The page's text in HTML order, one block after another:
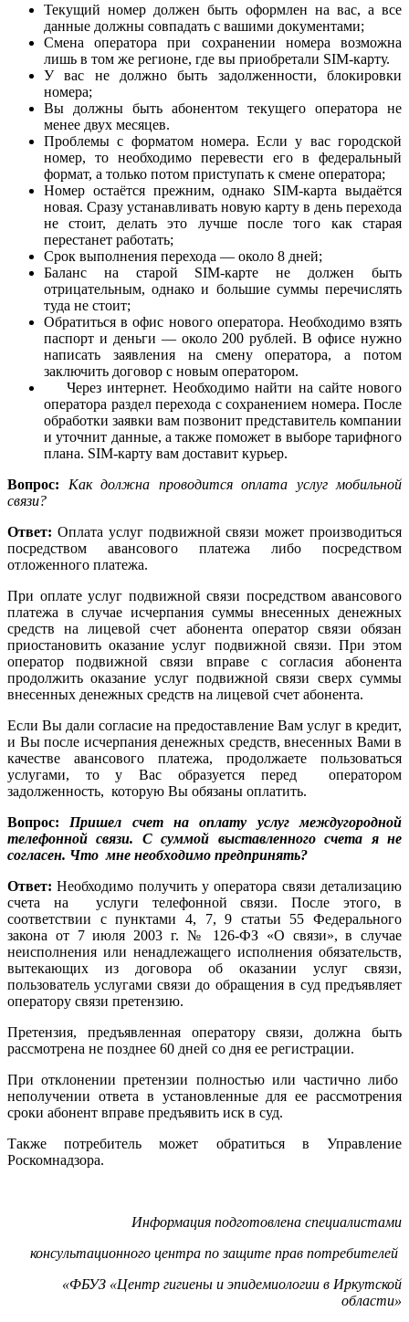
Текущий номер должен быть оформлен на вас, а все
данные должны совпадать с вашими документами;
Смена оператора при сохранении номера возможна
лишь в том же регионе, где вы приобретали SIM-карту.
У вас не должно быть задолженности, блокировки
номера;
Вы должны быть абонентом текущего оператора не
менее двух месяцев.
Проблемы с форматом номера. Если у вас городской
номер, то необходимо перевести его в федеральный
формат, а только потом приступать к смене оператора;
Номер остаётся прежним, однако SIM-карта выдаётся
новая. Сразу устанавливать новую карту в день перехода
не стоит, делать это лучше после того как старая
перестанет работать;
Срок выполнения перехода — около 8 дней;
Баланс на старой SIM-карте не должен быть
отрицательным, однако и большие суммы перечислять
туда не стоит;
Обратиться в офис нового оператора. Необходимо взять
паспорт и деньги — около 200 рублей. В офисе нужно
написать заявления на смену оператора, а потом
заключить договор с новым оператором.
Через интернет. Необходимо найти на сайте нового
оператора раздел перехода с сохранением номера. После
обработки заявки вам позвонит представитель компании
и уточнит данные, а также поможет в выборе тарифного
плана. SIM-карту вам доставит курьер.
Вопрос: Как должна проводится оплата услуг мобильной
связи?
Ответ: Оплата услуг подвижной связи может производиться
посредством авансового платежа либо посредством
отложенного платежа.
При оплате услуг подвижной связи посредством авансового
платежа в случае исчерпания суммы внесенных денежных
средств на лицевой счет абонента оператор связи обязан
приостановить оказание услуг подвижной связи. При этом
оператор подвижной связи вправе с согласия абонента
продолжить оказание услуг подвижной связи сверх суммы
внесенных денежных средств на лицевой счет абонента.
Если Вы дали согласие на предоставление Вам услуг в кредит,
и Вы после исчерпания денежных средств, внесенных Вами в
качестве авансового платежа, продолжаете пользоваться
услугами, то у Вас образуется перед оператором
задолженность, которую Вы обязаны оплатить.
Вопрос: Пришел счет на оплату услуг междугородной
телефонной связи. С суммой выставленного счета я не
согласен. Что мне необходимо предпринять?
Ответ:Необходимо получить у оператора связи детализацию
счета на услуги телефонной связи. После этого, в
соответствии с пунктами 4, 7, 9 статьи 55 Федерального
закона от 7 июля 2003 г. № 126-ФЗ «О связи», в случае
неисполнения или ненадлежащего исполнения обязательств,
вытекающих из договора об оказании услуг связи,
пользователь услугами связи до обращения в суд предъявляет
оператору связи претензию.
Претензия, предъявленная оператору связи, должна быть
рассмотрена не позднее 60 дней со дня ее регистрации.
При отклонении претензии полностью или частично либо
неполучении ответа в установленные для ее рассмотрения
сроки абонент вправе предъявить иск в суд.
Также потребитель может обратиться в Управление
Роскомнадзора.
Информация подготовлена специалистами
консультационного центра по защите прав потребителей
«ФБУЗ «Центр гигиены и эпидемиологии в Иркутской
области»